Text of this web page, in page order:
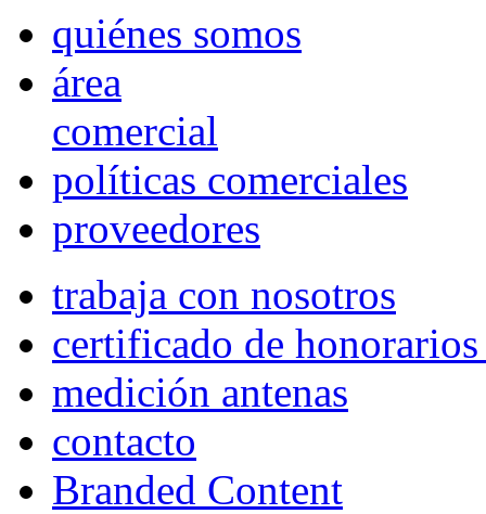
quiénes somos
área
comercial
políticas comerciales
proveedores
trabaja con nosotros
certificado de
medición antenas
contacto
Branded Content